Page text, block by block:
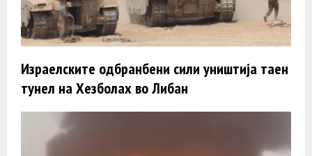
Израелските одбранбени сили уништија таен
тунел на Хезболах во Либан